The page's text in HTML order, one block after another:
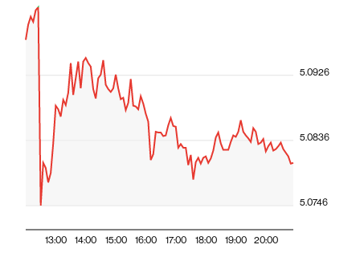
13:00 14:00 15:00 16:00 17:00 18:00 19:00 20:00
5.0746
5.0836
5.0926